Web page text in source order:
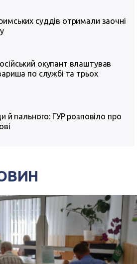
суддів отримали заочні
окупант влаштував
по службі та трьох
й пального: ГУР розповіло про